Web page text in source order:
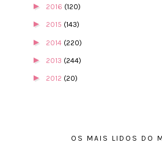
► 2016 (120)
► 2015 (143)
► 2014 (220)
► 2013 (244)
► 2012 (20)
OS MAIS LIDOS DO